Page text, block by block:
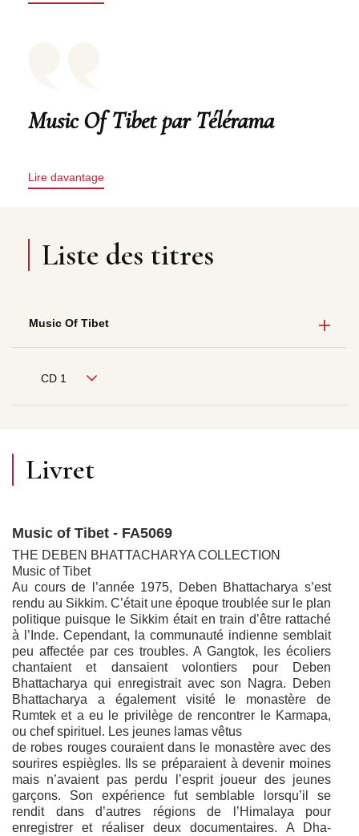
Music Of Tibet par Télérama
Lire davantage
Liste des titres
Music Of Tibet
CD 1
Livret
Music of Tibet - FA5069
THE DEBEN BHATTACHARYA COLLECTION
Music of Tibet
Au cours de l’année 1975, Deben Bhattacharya s’est
rendu au Sikkim. C’était une époque troublée sur le plan
politique puisque le Sikkim était en train d’être rattaché
à l’Inde. Cependant, la communauté indienne semblait
peu affectée par ces troubles. A Gangtok, les écoliers
chantaient et dansaient volontiers pour Deben
Bhattacharya qui enregistrait avec son Nagra. Deben
Bhattacharya a également visité le monastère de
Rumtek et a eu le privilège de rencontrer le Karmapa,
ou chef spirituel. Les jeunes lamas vêtus
de robes rouges couraient dans le mo­nastère avec des
sourires espiègles. Ils se préparaient à devenir moines
mais n’avaient pas perdu l’esprit joueur des jeunes
garçons. Son expérience fut semblable lorsqu’il se
rendit dans d’autres régions de l’Himalaya pour
enregistrer et réaliser deux documentaires. A Dha­